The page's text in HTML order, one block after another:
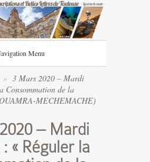
Menu
» 3 Mars 2020 – Mardi
Consommation de la
MECHEMACHE)
– Mardi
« Réguler la